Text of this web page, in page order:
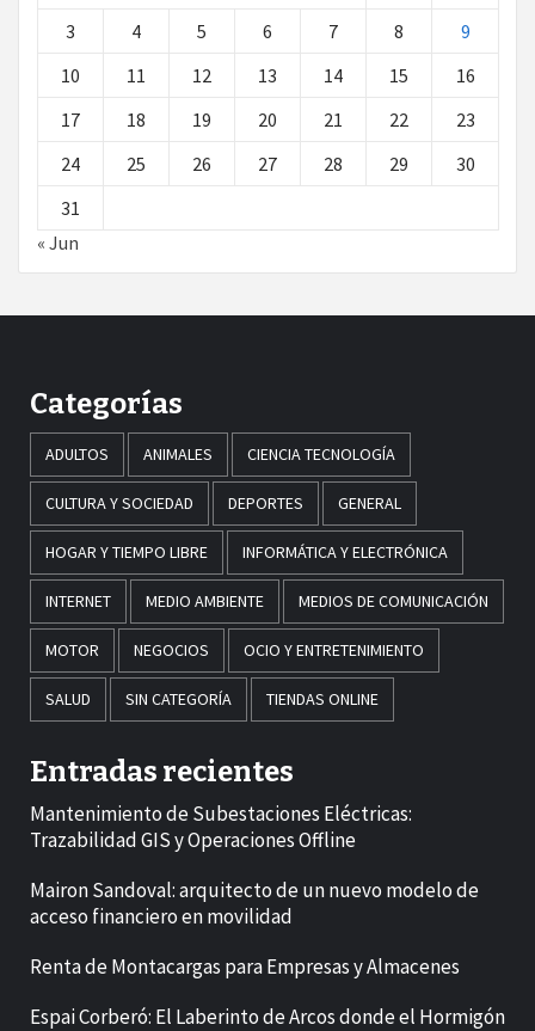
3
4 5 6 7 8
9
10
11 12 13 14 15
16
17
18 19 20 21 22
23
24
25 26 27 28 29
30
31
« Jun
Categorías
ADULTOS ANIMALES CIENCIA TECNOLOGÍA
CULTURA Y SOCIEDAD DEPORTES GENERAL
HOGAR Y TIEMPO LIBRE INFORMÁTICA Y ELECTRÓNICA
INTERNET MEDIO AMBIENTE MEDIOS DE COMUNICACIÓN
MOTOR NEGOCIOS OCIO Y ENTRETENIMIENTO
SALUD SIN CATEGORÍA TIENDAS ONLINE
Entradas recientes
Mantenimiento de Subestaciones Eléctricas:
Trazabilidad GIS y Operaciones Offline
Mairon Sandoval: arquitecto de un nuevo modelo de
acceso financiero en movilidad
Renta de Montacargas para Empresas y Almacenes
Espai Corberó: El Laberinto de Arcos donde el Hormigón